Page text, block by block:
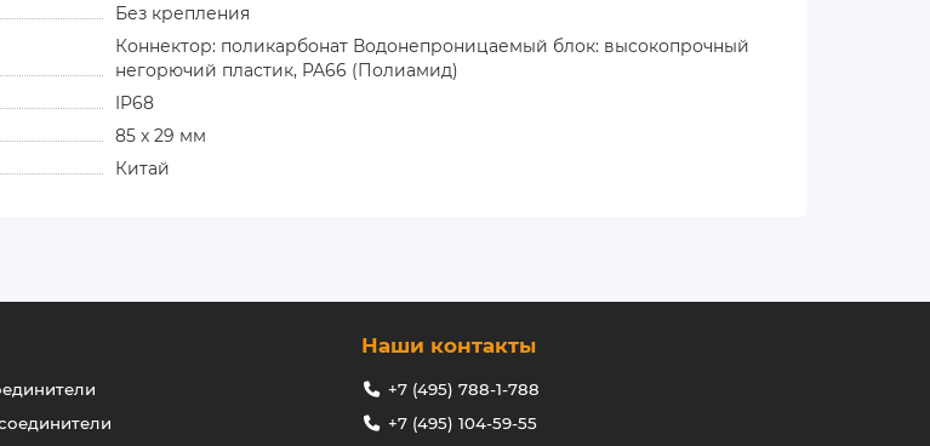
Без крепления
Коннектор: поликарбонат Водонепроницаемый блок: высокопрочный
негорючий пластик, PA66 (Полиамид)
IP68
85 x 29 мм
Китай
Наши контакты
+7 (495) 788-1-788
+7 (495) 104-59-55